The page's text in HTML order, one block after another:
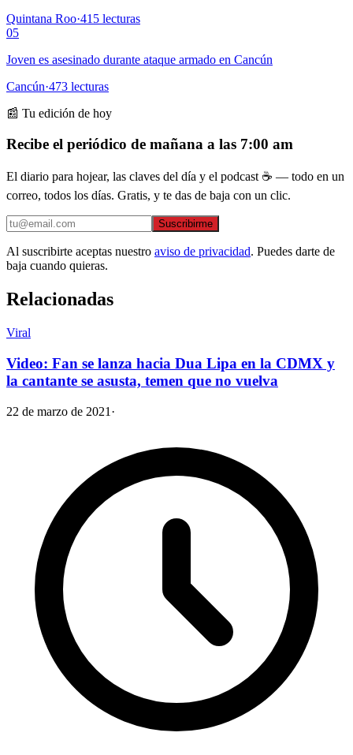
Quintana Roo·415 lecturas
05
Joven es asesinado durante ataque armado en Cancún
Cancún·473 lecturas
📰 Tu edición de hoy
Recibe el periódico de mañana a las 7:00 am
El diario para hojear, las claves del día y el podcast ☕ — todo en un
correo, todos los días. Gratis, y te das de baja con un clic.
Suscribirme
Al suscribirte aceptas nuestro aviso de privacidad. Puedes darte de
baja cuando quieras.
Relacionadas
Viral
Video: Fan se lanza hacia Dua Lipa en la CDMX y
la cantante se asusta, temen que no vuelva
22 de marzo de 2021 ·